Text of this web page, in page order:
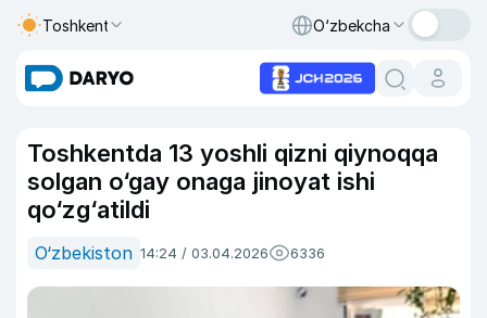
Toshkent O‘zbekcha
Toshkentda 13 yoshli qizni qiynoqqa
solgan o‘gay onaga jinoyat ishi
qo‘zg‘atildi
O‘zbekiston 14:24 / 03.04.2026 6336